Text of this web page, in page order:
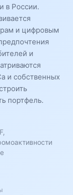
в России.
и цифровым
и
и собственных
портфель.